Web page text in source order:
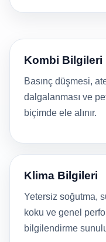
Kombi Bilgileri
Basınç düşmesi,
dalgalanması ve
biçimde ele alınır.
Klima Bilgileri
Yetersiz soğutma,
koku ve genel
bilgilendirme